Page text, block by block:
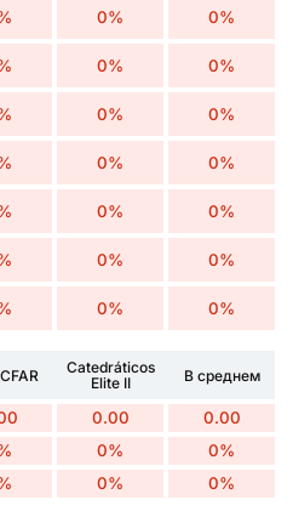
0% 0%
0% 0%
0% 0%
0% 0%
0% 0%
0% 0%
0% 0%
Catedráticos
Elite II
В среднем
0.00 0.00
0% 0%
0% 0%